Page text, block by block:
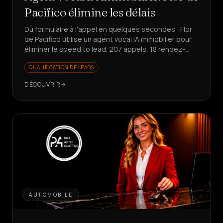
Pacifico élimine les délais
Du formulaire à l'appel en quelques secondes : Flor
de Pacifico utilise un agent vocal IA immobilier pour
éliminer le speed to lead. 207 appels, 18 rendez-
QUALIFICATION DE LEADS
DÉCOUVRIR
AUTOMOBILE